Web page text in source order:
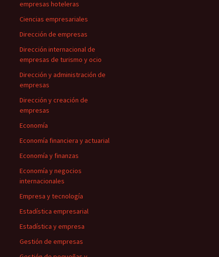
empresas hoteleras
Ciencias empresariales
Dirección de empresas
Dirección internacional de
empresas de turismo y ocio
Dirección y administración de
empresas
Dirección y creación de
empresas
Economía
Economía financiera y actuarial
Economía y finanzas
Economía y negocios
internacionales
Empresa y tecnología
Estadística empresarial
Estadística y empresa
Gestión de empresas